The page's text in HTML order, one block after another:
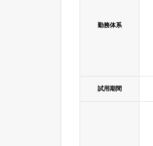
勤務体系
試用期間